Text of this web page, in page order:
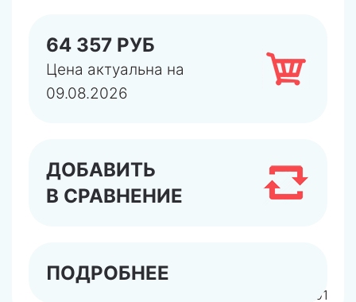
арт.TR300800201
64 357 РУБ
Цена актуальна на
09.08.2026
ДОБАВИТЬ
В СРАВНЕНИЕ
ПОДРОБНЕЕ